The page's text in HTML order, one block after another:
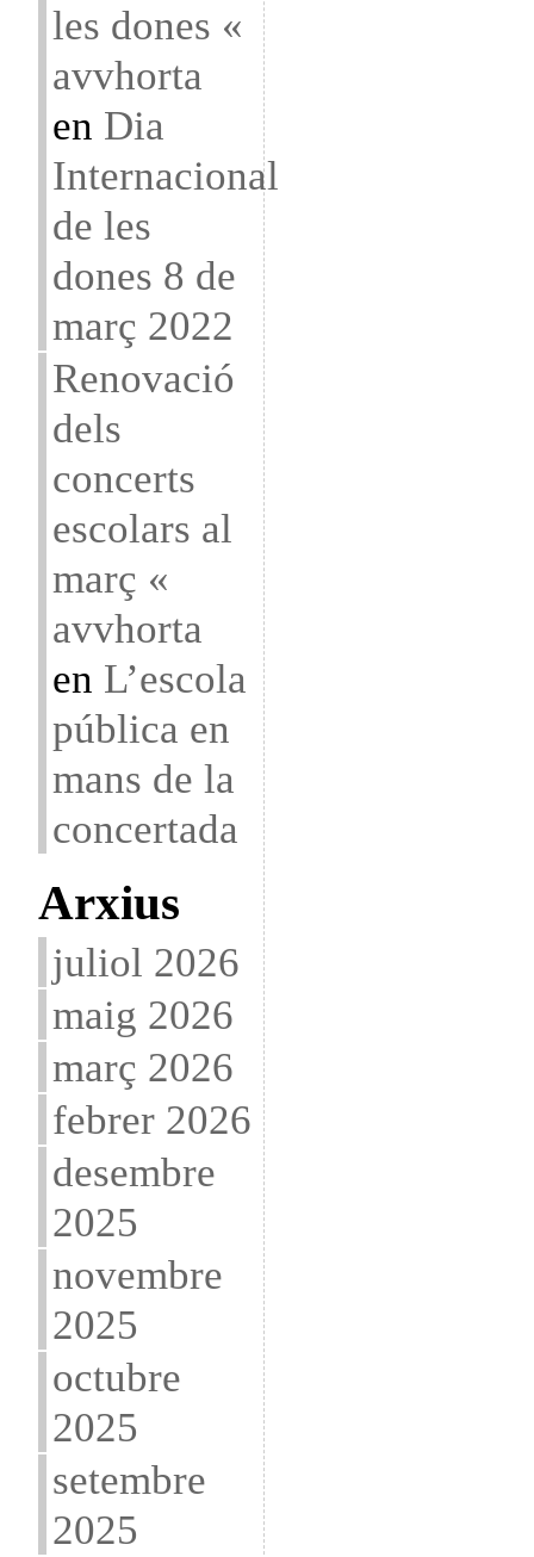
les dones «
avvhorta
en Dia
Internacional
de les
dones 8 de
març 2022
Renovació
dels
concerts
escolars al
març «
avvhorta
en L’escola
pública en
mans de la
concertada
Arxius
juliol 2026
maig 2026
març 2026
febrer 2026
desembre
2025
novembre
2025
octubre
2025
setembre
2025